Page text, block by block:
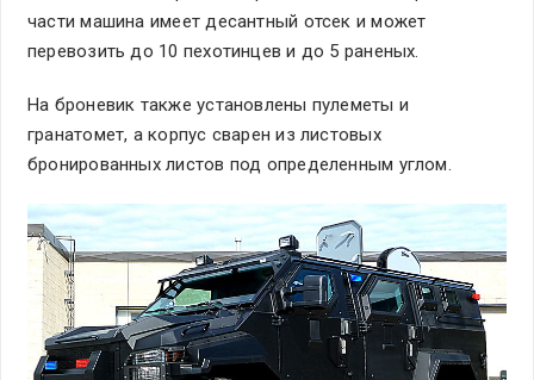
части машина имеет десантный отсек и может
перевозить до 10 пехотинцев и до 5 раненых.
На броневик также установлены пулеметы и
гранатомет, а корпус сварен из листовых
бронированных листов под определенным углом.